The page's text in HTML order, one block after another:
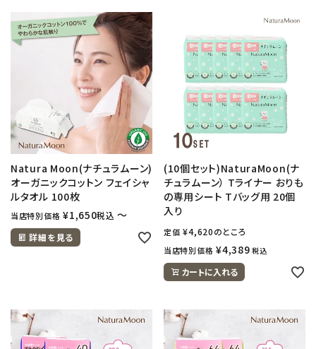
Natura Moon(ナチュラムーン)
オーガニックコットン フェイシャ
ルタオル 100枚
当店特別価格 ¥1,650税込 〜
詳細を見る
(10個セット)NaturaMoon(ナ
チュラムーン） Tライナー おりも
の専用シート Tバッグ用 20個
入り
定価 ¥4,620のところ
当店特別価格 ¥4,389 税込
カートに入れる